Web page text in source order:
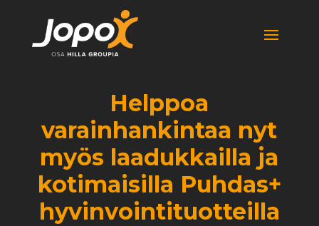
Helppoa
varainhankintaa nyt
myös laadukkailla ja
kotimaisilla Puhdas+
hyvinvointituotteilla